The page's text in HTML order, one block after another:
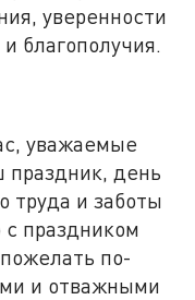
уверенности
благополучия.
уважаемые
день
труда и заботы
праздником
по-
и отважными